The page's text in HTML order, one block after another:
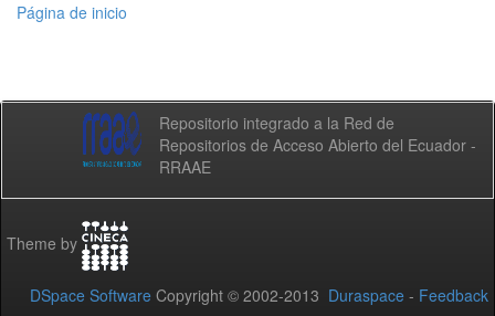
Página de inicio
Repositorio integrado a la Red de
Repositorios de Acceso Abierto del Ecuador -
RRAAE
Theme by
DSpace Software Copyright © 2002-2013 Duraspace - Feedback